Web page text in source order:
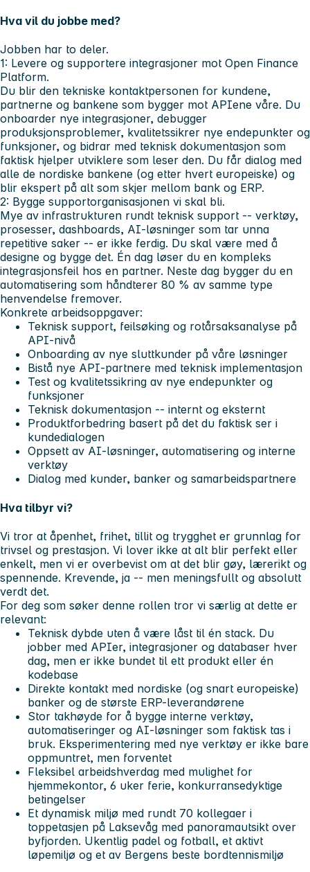
Hva vil du jobbe med?
Jobben har to deler.
1: Levere og supportere integrasjoner mot Open Finance
Platform.
Du blir den tekniske kontaktpersonen for kundene,
partnerne og bankene som bygger mot APIene våre. Du
onboarder nye integrasjoner, debugger
produksjonsproblemer, kvalitetssikrer nye endepunkter og
funksjoner, og bidrar med teknisk dokumentasjon som
faktisk hjelper utviklere som leser den. Du får dialog med
alle de nordiske bankene (og etter hvert europeiske) og
blir ekspert på alt som skjer mellom bank og ERP.
2: Bygge supportorganisasjonen vi skal bli.
Mye av infrastrukturen rundt teknisk support -- verktøy,
prosesser, dashboards, AI-løsninger som tar unna
repetitive saker -- er ikke ferdig. Du skal være med å
designe og bygge det. Én dag løser du en kompleks
integrasjonsfeil hos en partner. Neste dag bygger du en
automatisering som håndterer 80 % av samme type
henvendelse fremover.
Konkrete arbeidsoppgaver:
Teknisk support, feilsøking og rotårsaksanalyse på
API-nivå
Onboarding av nye sluttkunder på våre løsninger
Bistå nye API-partnere med teknisk implementasjon
Test og kvalitetssikring av nye endepunkter og
funksjoner
Teknisk dokumentasjon -- internt og eksternt
Produktforbedring basert på det du faktisk ser i
kundedialogen
Oppsett av AI-løsninger, automatisering og interne
verktøy
Dialog med kunder, banker og samarbeidspartnere
Hva tilbyr vi?
Vi tror at åpenhet, frihet, tillit og trygghet er grunnlag for
trivsel og prestasjon. Vi lover ikke at alt blir perfekt eller
enkelt, men vi er overbevist om at det blir gøy, lærerikt og
spennende. Krevende, ja -- men meningsfullt og absolutt
verdt det.
For deg som søker denne rollen tror vi særlig at dette er
relevant:
Teknisk dybde uten å være låst til én stack. Du
jobber med APIer, integrasjoner og databaser hver
dag, men er ikke bundet til ett produkt eller én
kodebase
Direkte kontakt med nordiske (og snart europeiske)
banker og de største ERP-leverandørene
Stor takhøyde for å bygge interne verktøy,
automatiseringer og AI-løsninger som faktisk tas i
bruk. Eksperimentering med nye verktøy er ikke bare
oppmuntret, men forventet
Fleksibel arbeidshverdag med mulighet for
hjemmekontor, 6 uker ferie, konkurransedyktige
betingelser
Et dynamisk miljø med rundt 70 kollegaer i
toppetasjen på Laksevåg med panoramautsikt over
byfjorden. Ukentlig padel og fotball, et aktivt
løpemiljø og et av Bergens beste bordtennismiljø